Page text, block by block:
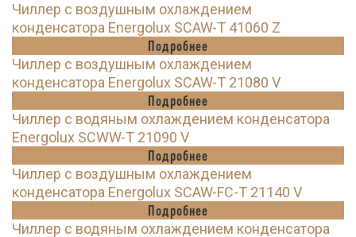
Чиллер с воздушным охлаждением
конденсатора Energolux SCAW-T 41060 Z
Подробнее
Чиллер с воздушным охлаждением
конденсатора Energolux SCAW-T 21080 V
Подробнее
Чиллер с водяным охлаждением конденсатора
Energolux SCWW-T 21090 V
Подробнее
Чиллер с воздушным охлаждением
конденсатора Energolux SCAW-FC-T 21140 V
Подробнее
Чиллер с водяным охлаждением конденсатора